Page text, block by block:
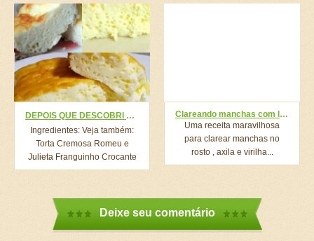
DEPOIS QUE DESCOBRI ESTA RECEITA SÓ FAÇO leite ASSIM! 3 ingredientes👌VOCÊ VAI DESEJAR COMER ISSO!
Ingredientes: Veja também:
Torta Cremosa Romeu e
Julieta Franguinho Crocante
Mais Fácil...
Clareando manchas com leite de rosas e bicarbonato de sódio
Uma receita maravilhosa
para clarear manchas no
rosto , axila e virilha...
Deixe seu comentário